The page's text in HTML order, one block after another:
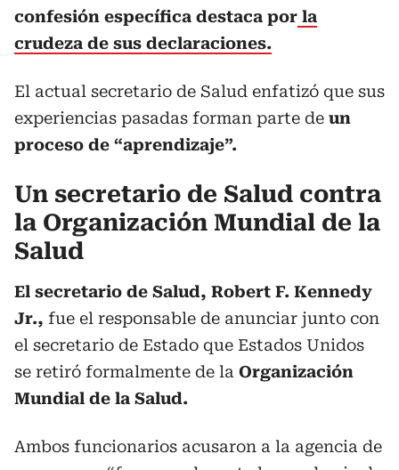
confesión específica destaca por la
crudeza de sus declaraciones.
El actual secretario de Salud enfatizó que sus
experiencias pasadas forman parte de un
proceso de “aprendizaje”.
Un secretario de Salud contra
la Organización Mundial de la
Salud
El secretario de Salud, Robert F. Kennedy
Jr., fue el responsable de anunciar junto con
el secretario de Estado que Estados Unidos
se retiró formalmente de la Organización
Mundial de la Salud.
Ambos funcionarios acusaron a la agencia de